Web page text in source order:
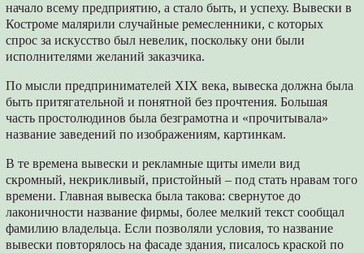
начало всему предприятию, а стало быть, и успеху. Вывески в
Костроме малярили случайные ремесленники, с которых
спрос за искусство был невелик, поскольку они были
исполнителями желаний заказчика.
По мысли предпринимателей XIX века, вывеска должна была
быть притягательной и понятной без прочтения. Большая
часть простолюдинов была безграмотна и «прочитывала»
название заведений по изображениям, картинкам.
В те времена вывески и рекламные щиты имели вид
скромный, некрикливый, пристойный – под стать нравам того
времени. Главная вывеска была такова: свернутое до
лаконичности название фирмы, более мелкий текст сообщал
фамилию владельца. Если позволяли условия, то название
вывески повторялось на фасаде здания, писалось краской по